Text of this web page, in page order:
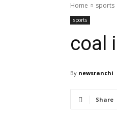
Home sports
sports
coal
By newsranchi
Share